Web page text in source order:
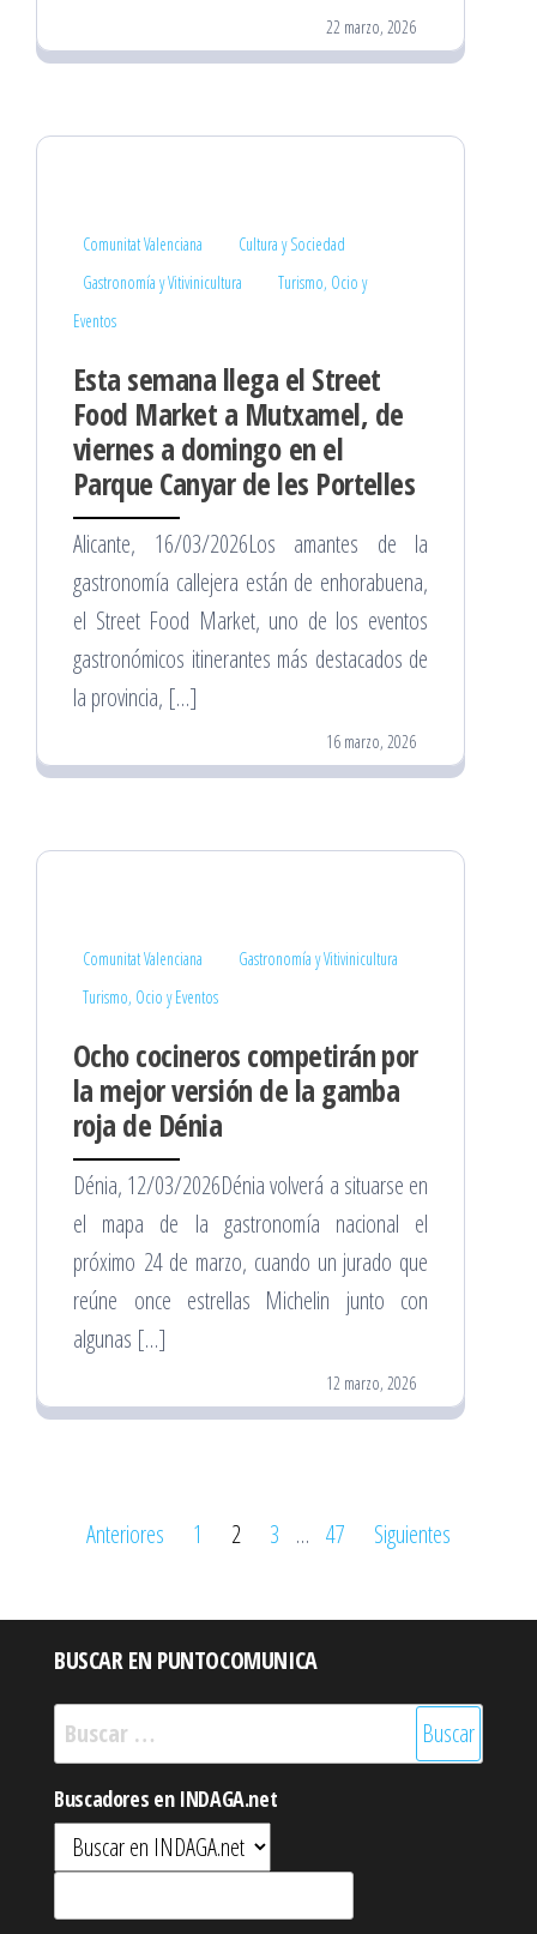
22 marzo, 2026
Comunitat Valenciana
Cultura y Sociedad
Gastronomía y Vitivinicultura
Turismo, Ocio y
Eventos
Esta semana llega el Street
Food Market a Mutxamel, de
viernes a domingo en el
Parque Canyar de les Portelles
Alicante, 16/03/2026Los amantes de la
gastronomía callejera están de enhorabuena,
el Street Food Market, uno de los eventos
gastronómicos itinerantes más destacados de
la provincia, […]
16 marzo, 2026
Comunitat Valenciana
Gastronomía y Vitivinicultura
Turismo, Ocio y Eventos
Ocho cocineros competirán por
la mejor versión de la gamba
roja de Dénia
Dénia, 12/03/2026Dénia volverá a situarse en
el mapa de la gastronomía nacional el
próximo 24 de marzo, cuando un jurado que
reúne once estrellas Michelin junto con
algunas […]
12 marzo, 2026
Paginación
entradas
Anteriores 1 2 3 … 47 Siguientes
BUSCAR EN PUNTOCOMUNICA
Buscar:
Buscadores en INDAGA.net